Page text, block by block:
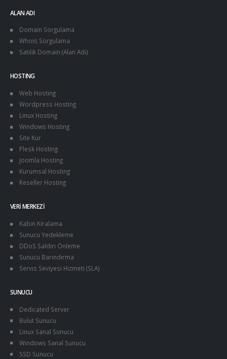
ALAN ADI
Domain Sorgulama
Whois Sorgulama
Satılık Domain (Alan Adı)
HOSTING
Web Hosting
Wordpress Hosting
Linux Hosting
Windows Hosting
Site Kur
Plesk Hosting
Joomla Hosting
Kurumsal Hosting
Reseller Hosting
VERI MERKEZI
Kabin Kiralama
Sunucu Yedekleme
DDoS Saldırı Önleme
Sunucu Barındırma
Servis Seviyesi Hizmeti (SLA)
SUNUCU
Dedicated Server
Bulut Sunucu
Linux Sanal Sunucu
Windows Sanal Sunucu
SSD Sunucu